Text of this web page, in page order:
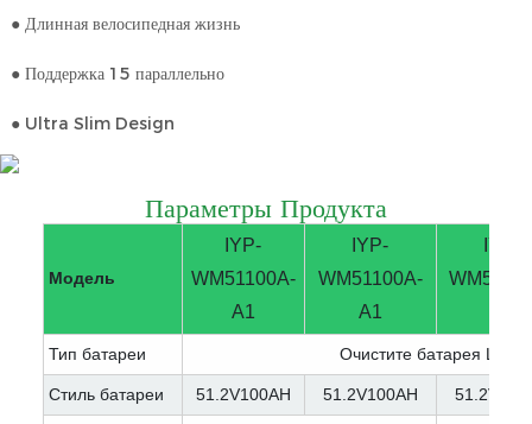
● Длинная велосипедная жизнь
● Поддержка 15 параллельно
● Ultra Slim Design
Параметры Продукта
Модель
IYP-
WM51100A-
A1
IYP-
WM51100A-
A1
IYP-
Тип батареи Очистите батарея
Стиль батареи 51.2V100AH 51.2V100AH